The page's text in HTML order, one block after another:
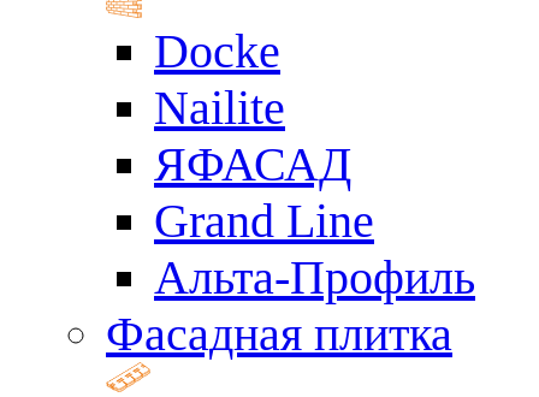
Docke
Nailite
ЯФАСАД
Grand Line
Альта-Профиль
Фасадная плитка